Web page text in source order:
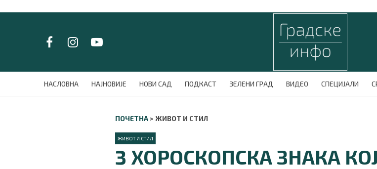
НАСЛОВНА НАЈНОВИЈЕ НОВИ САД ПОДКАСТ ЗЕЛЕНИ ГРАД ВИДЕО СПЕЦИЈАЛИ
ПОЧЕТНА > ЖИВОТ И СТИЛ
ЖИВОТ И СТИЛ
3 ХОРОСКОПСКА ЗНАКА
НАСЛОВНА
НАЈНОВИЈЕ